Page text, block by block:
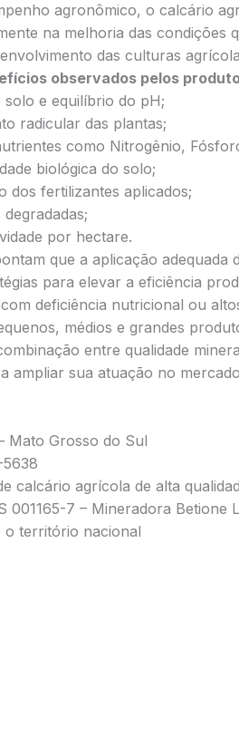
agronômico, o calcário
na melhoria das condições
das culturas
observados pelos
solo e equilíbrio do pH;
radicular das plantas;
como Nitrogênio,
biológica do solo;
dos fertilizantes aplicados;
por hectare.
que a aplicação adequada
para elevar a eficiência
deficiência nutricional ou
médios e grandes
entre qualidade
ampliar sua atuação no
Mato Grosso do Sul
calcário agrícola de alta
001165-7 – Mineradora Betione
o território nacional